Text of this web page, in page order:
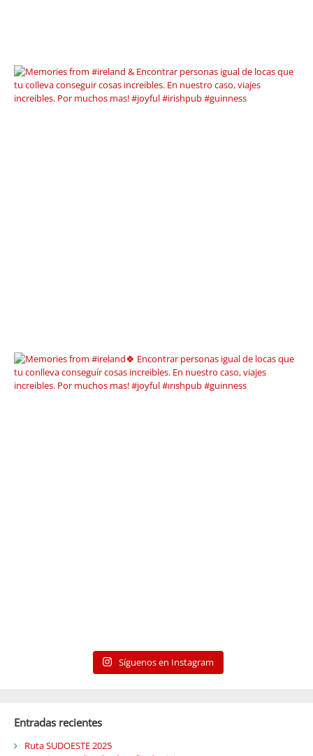
Síguenos en Instagram
Entradas recientes
Ruta SUDOESTE 2025